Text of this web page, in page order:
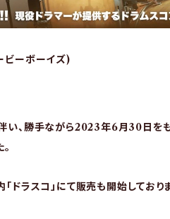
ーボーイズ)
、勝手ながら2023年6月30日をも
ラスコ」にて販売も開始しており